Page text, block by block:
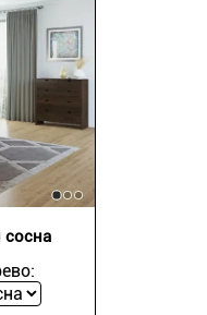
сосна